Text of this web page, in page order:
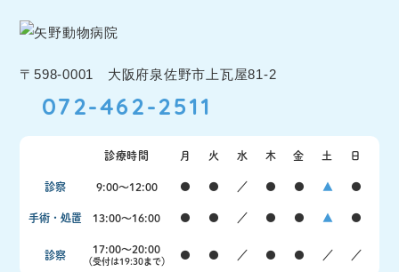
〒598-0001 大阪府泉佐野市上瓦屋81-2
072-462-2511
診療時間 月 火 水 木 金 土 日
診察 9:00〜12:00 ● ● ／ ● ● ▲ ●
手術・処置 13:00〜16:00 ● ● ／ ● ● ▲ ●
診察 17:00〜20:00
（受付は19:30まで） ● ● ／ ● ● ／ ／